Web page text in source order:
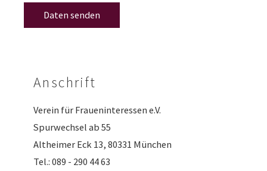
Anschrift
Verein für Fraueninteressen e.V.
Spurwechsel ab 55
Altheimer Eck 13, 80331 München
Tel.: 089 - 290 44 63